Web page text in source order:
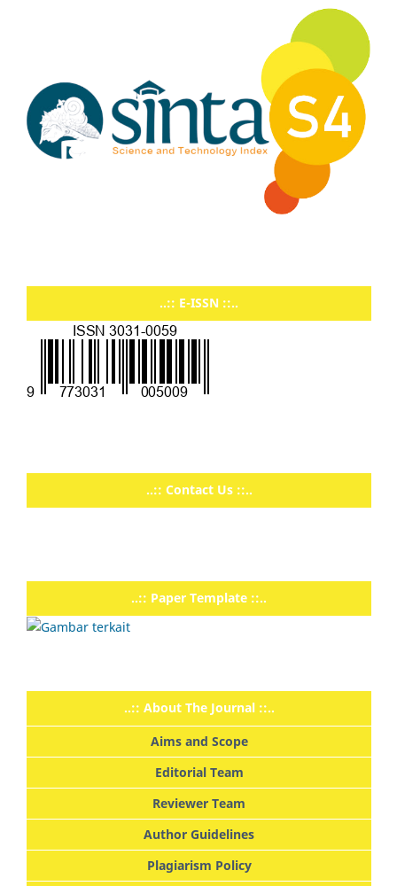
..:: E-ISSN ::..
..:: Contact Us ::..
..:: Paper Template ::..
..:: About The Journal ::..
Aims and Scope
Editorial Team
Reviewer Team
Author Guidelines
Plagiarism Policy